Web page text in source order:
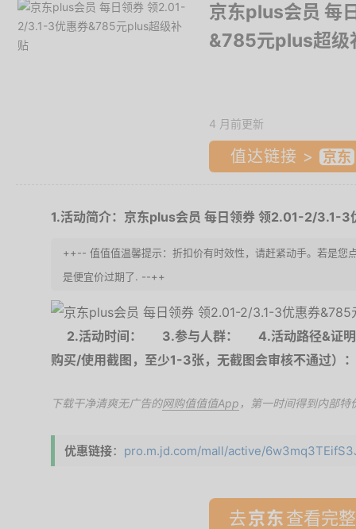
京东plus会员 每
&785元plus超级
4 月前更新
值达链接 >
1.活动简介：京东plus会员 每日领券 领2.01-2/3.1-
++-- 值值值温馨提示：折扣价有时效性，请赶紧动手。若是您
是便宜价过期了. --++
2.活动时间： 3.参与人群：
4.活动路径&证
购买/使用截图，至少1-3张，无截图会审核不通过）：
下载干净清爽无广告的网购值值值App ，第一时间得到内部特
优惠链接： pro.m.jd.com/mall/active/
去 查看完